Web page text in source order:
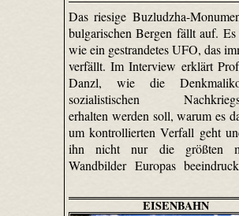
Das riesige Buzludzha-
bulgarischen Bergen fällt auf. Es
wie ein gestrandetes UFO, das
verfällt. Im Interview erklärt
Danzl, wie die
sozialistischen
erhalten werden soll, warum es
um kontrollierten Verfall geht
ihn nicht nur die größten
Wandbilder Europas
EISENBAHN